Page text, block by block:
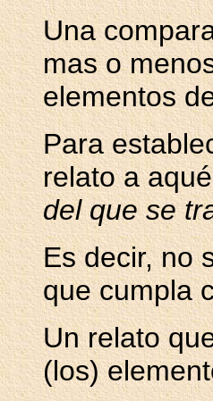
Una
mas o
elementos
Para
relato a
del que se
Es decir, no
que cumpla
Un relato
(los)